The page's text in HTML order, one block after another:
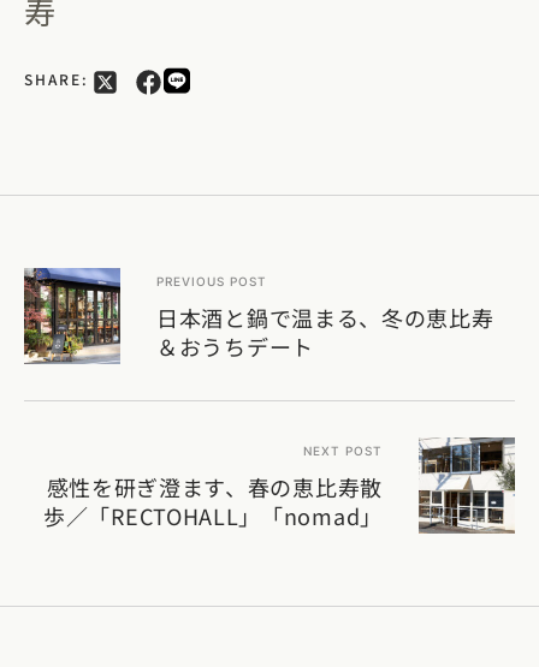
寿
SHARE:
PREVIOUS POST
日本酒と鍋で温まる、冬の恵比寿
＆おうちデート
NEXT POST
感性を研ぎ澄ます、春の恵比寿散
歩／「RECTOHALL」「nomad」